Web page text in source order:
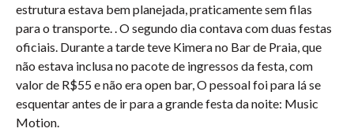
estrutura estava bem planejada, praticamente sem filas
para o transporte. . O segundo dia contava com duas festas
oficiais. Durante a tarde teve Kimera no Bar de Praia, que
não estava inclusa no pacote de ingressos da festa, com
valor de R$55 e não era open bar, O pessoal foi para lá se
esquentar antes de ir para a grande festa da noite: Music
Motion.